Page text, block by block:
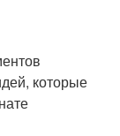
которые